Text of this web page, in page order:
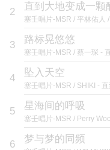
2 直到大地变成一颗
塞壬唱片-MSR / 平林佑人
3 路标晃悠悠
塞壬唱片-MSR / 蔡一琛 -
4 坠入天空
塞壬唱片-MSR / SHIKI -
5 星海间的呼吸
塞壬唱片-MSR / Perry
6 梦与梦的同频